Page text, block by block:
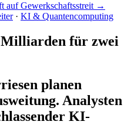
auf Gewerkschaftsstreit →
· KI & Quantencomputing
für zwei
planen
Analysten
KI-